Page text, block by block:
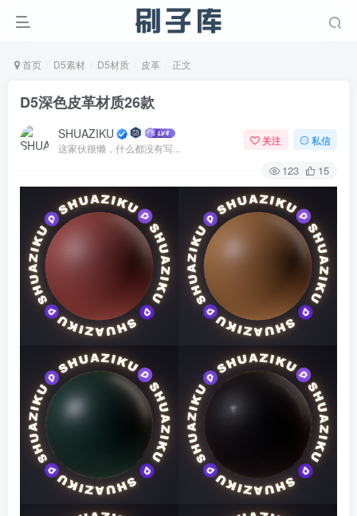
首页 D5素材 D5材质 皮革 正文
D5深色皮革材质26款
SHUAZIKU
这家伙很懒，什么都没有写...
关注 私信
123 15